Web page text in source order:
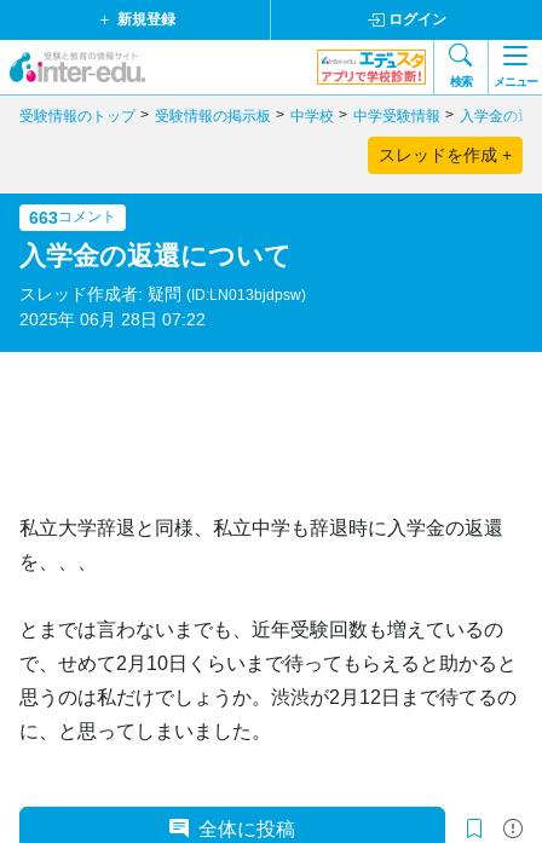
新規登録 ログイン
検索 メニュー
受験情報のトップ 受験情報の掲示板 中学校 中学受験情報 入学金の返
スレッドを作成 +
663コメント
入学金の返還について
スレッド作成者: 疑問 (ID:LN013bjdpsw)
2025年 06月 28日 07:22
私立大学辞退と同様、私立中学も辞退時に入学金の返還
を、、、
とまでは言わないまでも、近年受験回数も増えているの
で、せめて2月10日くらいまで待ってもらえると助かると
思うのは私だけでしょうか。渋渋が2月12日まで待てるの
に、と思ってしまいました。
全体に投稿